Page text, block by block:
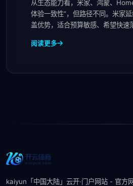
从生态能力看，米家、鸿蒙、
体验一致性”，但路径不同。米家
盖优势，适合预算敏感、希望快速
阅读更多
kaiyun「中国大陆」云开·门户网站 - 官方